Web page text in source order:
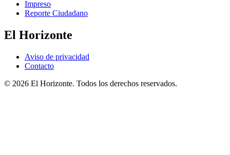
Impreso
Reporte Ciudadano
El Horizonte
Aviso de privacidad
Contacto
© 2026 El Horizonte. Todos los derechos reservados.